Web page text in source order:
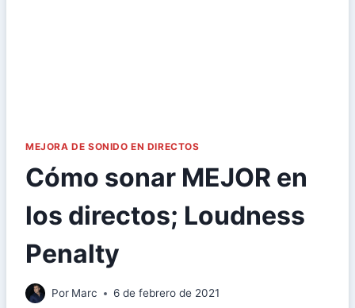
MEJORA DE SONIDO EN DIRECTOS
Cómo sonar MEJOR en
los directos; Loudness
Penalty
Por Marc 6 de febrero de 2021